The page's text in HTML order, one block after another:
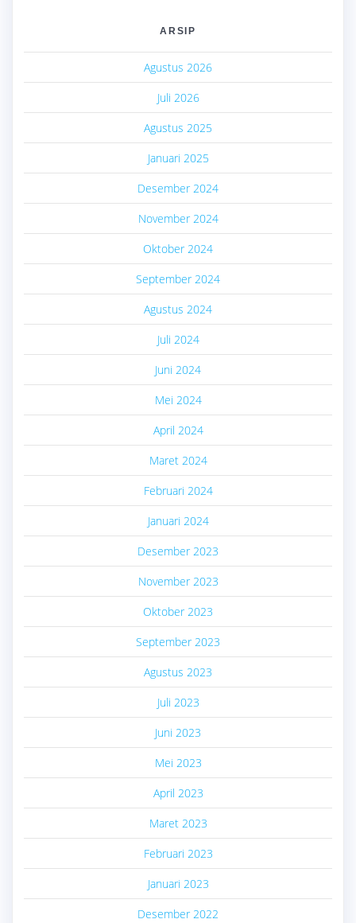
ARSIP
Agustus 2026
Juli 2026
Agustus 2025
Januari 2025
Desember 2024
November 2024
Oktober 2024
September 2024
Agustus 2024
Juli 2024
Juni 2024
Mei 2024
April 2024
Maret 2024
Februari 2024
Januari 2024
Desember 2023
November 2023
Oktober 2023
September 2023
Agustus 2023
Juli 2023
Juni 2023
Mei 2023
April 2023
Maret 2023
Februari 2023
Januari 2023
Desember 2022